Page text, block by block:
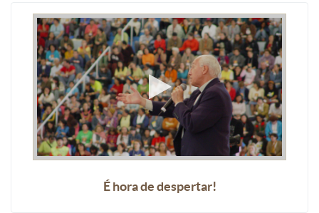
É hora de despertar!